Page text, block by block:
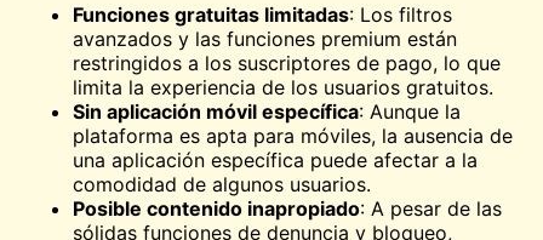
Funciones gratuitas limitadas: Los filtros
avanzados y las funciones premium están
restringidos a los suscriptores de pago, lo que
limita la experiencia de los usuarios gratuitos.
Sin aplicación móvil específica: Aunque la
plataforma es apta para móviles, la ausencia de
una aplicación específica puede afectar a la
comodidad de algunos usuarios.
Posible contenido inapropiado: A pesar de las
sólidas funciones de denuncia y bloqueo,